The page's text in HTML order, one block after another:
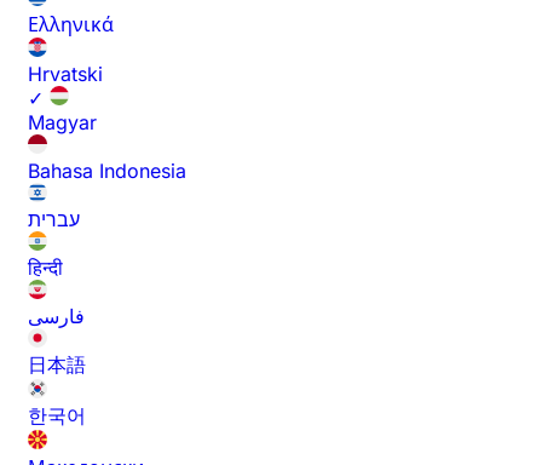
Ελληνικά
Hrvatski
✓
Magyar
Bahasa Indonesia
עברית
हिन्दी
فارسی
日本語
한국어